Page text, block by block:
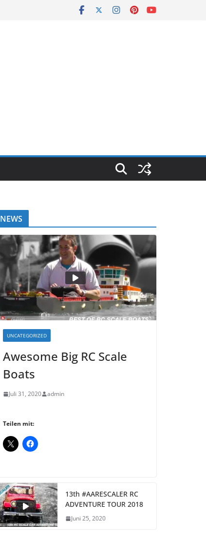
NEWS
UNCATEGORIZED
Awesome Big RC Scale
Boats
Juli 31, 2020 admin
Teilen mit:
13th #AARESCALER RC
ADVENTURE TOUR 2018
Juni 25, 2020